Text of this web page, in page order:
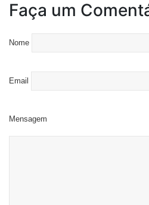
Faça um
Nome
Email
Mensagem